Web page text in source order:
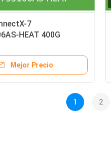
7
HEAT 400G
puerto único NDR,
y
Mejor Precio
1 2